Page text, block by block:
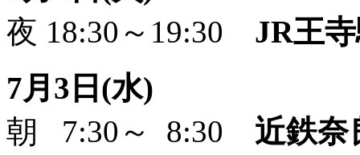
夜 18:30～19:30 JR王
7月3日(水)
朝 7:30～ 8:30 近鉄奈